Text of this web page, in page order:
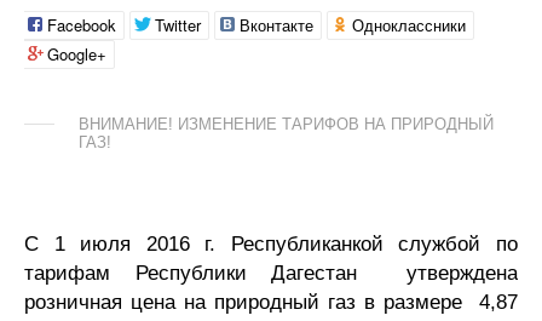
Facebook Twitter Вконтакте
Одноклассники
Google+
ВНИМАНИЕ! ИЗМЕНЕНИЕ ТАРИФОВ НА ПРИРОДНЫЙ
ГАЗ!
С 1 июля 2016 г. Республиканкой службой по
тарифам Республики Дагестан утверждена
розничная цена на природный газ в размере 4,87